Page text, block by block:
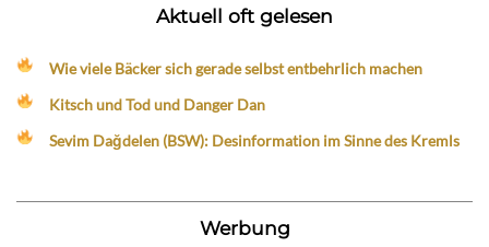
Aktuell oft gelesen
Wie viele Bäcker sich gerade selbst entbehrlich machen
Kitsch und Tod und Danger Dan
Sevim Dağdelen (BSW): Desinformation im Sinne des Kremls
Werbung